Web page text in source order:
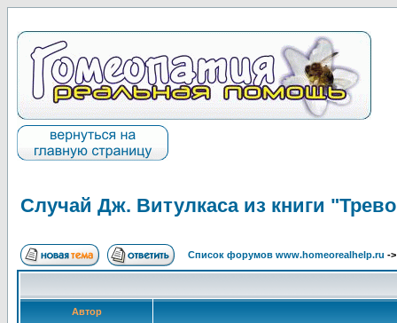
Случай Дж. Витулкаса из книги
Список форумов www.homeorealhelp.ru -
Автор